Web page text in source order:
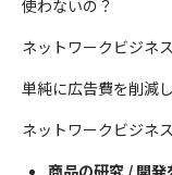
使わないの？
ネットワークビジネ
単純に広告費を削減
ネットワークビジネ